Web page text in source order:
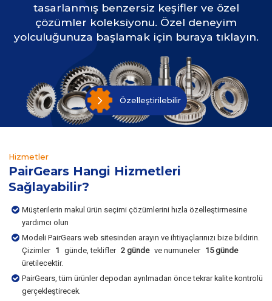
tasarlanmış benzersiz keşifler ve özel
çözümler koleksiyonu. Özel deneyim
yolculuğunuza başlamak için buraya tıklayın.
Özelleştirilebilir
Hizmetler
PairGears Hangi Hizmetleri
Sağlayabilir?
Müşterilerin makul ürün seçimi çözümlerini hızla özelleştirmesine
yardımcı olun
Modeli PairGears web sitesinden arayın ve ihtiyaçlarınızı bize bildirin.
Çizimler 1 günde, teklifler 2 günde ve numuneler 15 günde
üretilecektir.
PairGears, tüm ürünler depodan ayrılmadan önce tekrar kalite kontrolü
gerçekleştirecek.